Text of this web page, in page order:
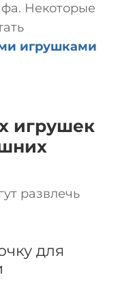
Некоторые
игрушками
игрушек
развлечь
для